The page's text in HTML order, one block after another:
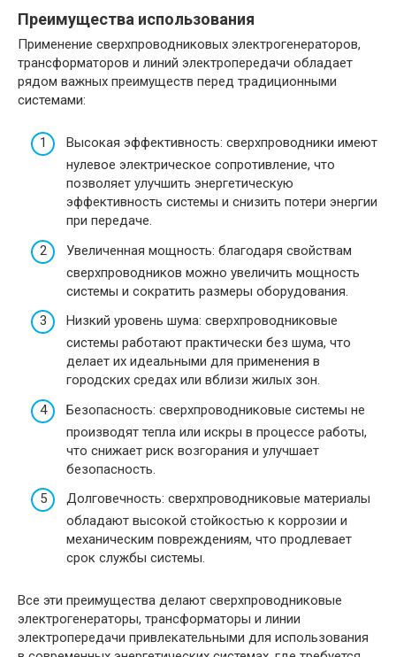
Преимущества использования
Применение сверхпроводниковых электрогенераторов,
трансформаторов и линий электропередачи обладает
рядом важных преимуществ перед традиционными
системами:
Высокая эффективность: сверхпроводники имеют
нулевое электрическое сопротивление, что
позволяет улучшить энергетическую
эффективность системы и снизить потери энергии
при передаче.
Увеличенная мощность: благодаря свойствам
сверхпроводников можно увеличить мощность
системы и сократить размеры оборудования.
Низкий уровень шума: сверхпроводниковые
системы работают практически без шума, что
делает их идеальными для применения в
городских средах или вблизи жилых зон.
Безопасность: сверхпроводниковые системы не
производят тепла или искры в процессе работы,
что снижает риск возгорания и улучшает
безопасность.
Долговечность: сверхпроводниковые материалы
обладают высокой стойкостью к коррозии и
механическим повреждениям, что продлевает
срок службы системы.
Все эти преимущества делают сверхпроводниковые
электрогенераторы, трансформаторы и линии
электропередачи привлекательными для использования